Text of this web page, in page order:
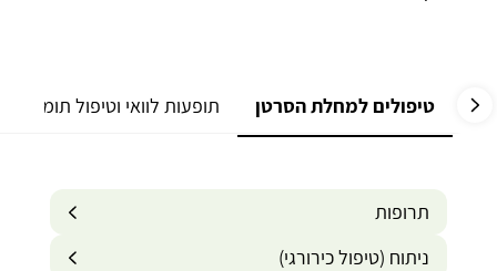
טיפולים למחלת הסרטן תופעות לוואי וטיפול תומך
תרופות
ניתוח (טיפול כירורגי)